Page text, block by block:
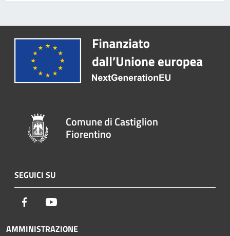
Comune di Castiglion
Fiorentino
SEGUICI SU
Facebook
AMMINISTRAZIONE